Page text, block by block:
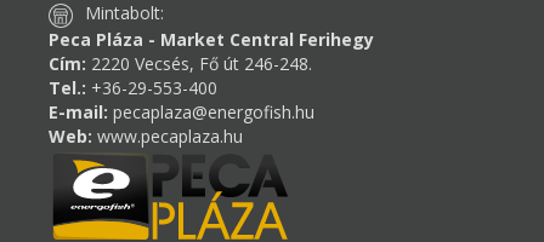
Mintabolt:
Peca Pláza - Market Central Ferihegy
Cím: 2220 Vecsés, Fő út 246-248.
Tel.: +36-29-553-400
E-mail: pecaplaza@energofish.hu
Web: www.pecaplaza.hu